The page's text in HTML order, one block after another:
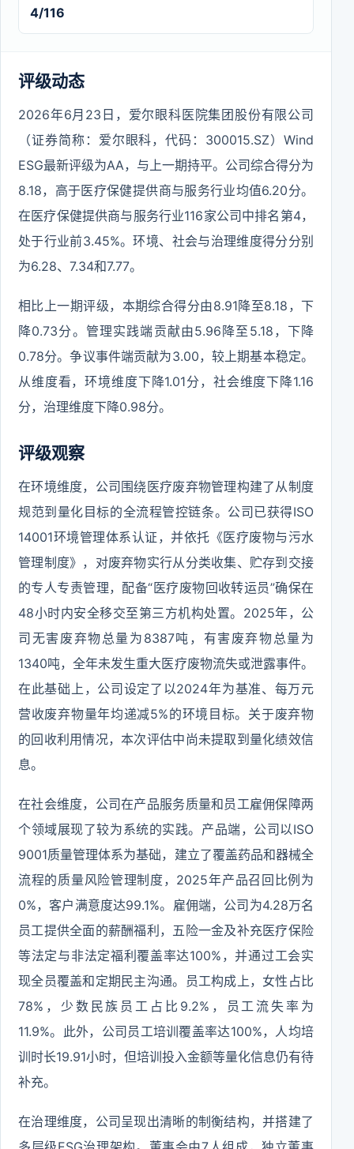
4/116
评级动态
2026年6月23日，爱尔眼科医院集团股份有限公司
（证券简称：爱尔眼科，代码：300015.SZ）Wind
ESG最新评级为AA，与上一期持平。公司综合得分为
8.18，高于医疗保健提供商与服务行业均值6.20分。
在医疗保健提供商与服务行业116家公司中排名第4，
处于行业前3.45%。环境、社会与治理维度得分分别
为6.28、7.34和7.77。
相比上一期评级，本期综合得分由8.91降至8.18，下
降0.73分。管理实践端贡献由5.96降至5.18，下降
0.78分。争议事件端贡献为3.00，较上期基本稳定。
从维度看，环境维度下降1.01分，社会维度下降1.16
分，治理维度下降0.98分。
评级观察
在环境维度，公司围绕医疗废弃物管理构建了从制度
规范到量化目标的全流程管控链条。公司已获得ISO
14001环境管理体系认证，并依托《医疗废物与污水
管理制度》，对废弃物实行从分类收集、贮存到交接
的专人专责管理，配备“医疗废物回收转运员”确保在
48小时内安全移交至第三方机构处置。2025年，公
司无害废弃物总量为8387吨，有害废弃物总量为
1340吨，全年未发生重大医疗废物流失或泄露事件。
在此基础上，公司设定了以2024年为基准、每万元
营收废弃物量年均递减5%的环境目标。关于废弃物
的回收利用情况，本次评估中尚未提取到量化绩效信
息。
在社会维度，公司在产品服务质量和员工雇佣保障两
个领域展现了较为系统的实践。产品端，公司以ISO
9001质量管理体系为基础，建立了覆盖药品和器械全
流程的质量风险管理制度，2025年产品召回比例为
0%，客户满意度达99.1%。雇佣端，公司为4.28万名
员工提供全面的薪酬福利，五险一金及补充医疗保险
等法定与非法定福利覆盖率达100%，并通过工会实
现全员覆盖和定期民主沟通。员工构成上，女性占比
78%，少数民族员工占比9.2%，员工流失率为
11.9%。此外，公司员工培训覆盖率达100%，人均培
训时长19.91小时，但培训投入金额等量化信息仍有待
补充。
在治理维度，公司呈现出清晰的制衡结构，并搭建了